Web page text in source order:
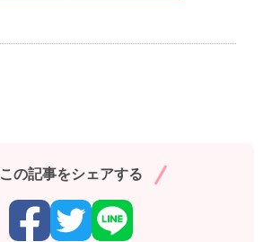
この記事をシェアする